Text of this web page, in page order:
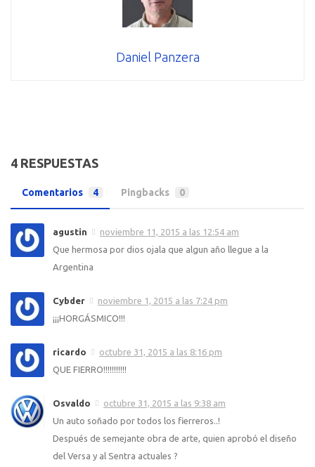
Daniel Panzera
4 RESPUESTAS
Comentarios 4 Pingbacks 0
agustin
noviembre 11, 2015 a las 12:54 am
Que hermosa por dios ojala que algun año llegue a la
Argentina
Cybder
noviembre 1, 2015 a las 7:24 pm
¡¡¡HORGÁSMICO!!!
ricardo
octubre 31, 2015 a las 8:16 pm
QUE FIERRO!!!!!!!!!!!
Osvaldo
octubre 31, 2015 a las 9:38 am
Un auto soñado por todos los fierreros..!
Después de semejante obra de arte, quien aprobó el diseño
del Versa y al Sentra actuales ?